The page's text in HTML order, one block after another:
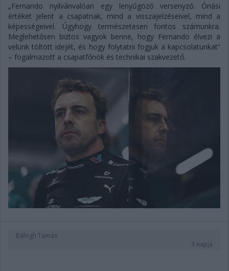
„Fernando nyilvánvalóan egy lenyűgöző versenyző. Óriási
értéket jelent a csapatnak, mind a visszajelzéseivel, mind a
képességeivel. Úgyhogy természetesen fontos számunkra.
Meglehetősen biztos vagyok benne, hogy Fernando élvezi a
velünk töltött idejét, és hogy folytatni fogjuk a kapcsolatunkat”
– fogalmazott a csapatfőnök és technikai szakvezető.
Balogh Tamás
3 napja